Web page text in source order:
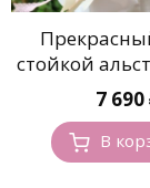
стойкой
7 690
В